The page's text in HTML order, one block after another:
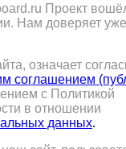
Проект
Нам доверяет
означает
соглашением
с Политикой
в отношении
данных.